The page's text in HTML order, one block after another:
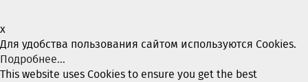
x
Для удобства пользования сайтом используются Cookies.
Подробнее...
This website uses Cookies to ensure you get the best